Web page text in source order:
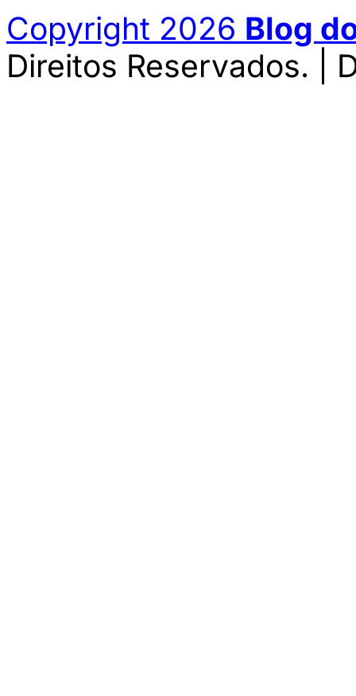
Copyright 2026 Blog
Direitos Reservados. |